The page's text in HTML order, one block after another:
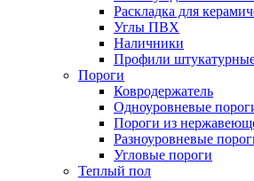
Раскладка для
Углы ПВХ
Наличники
Профили
Пороги
Ковродержатель
Одноуровневые
Пороги из
Разноуровневые
Угловые пороги
Теплый пол